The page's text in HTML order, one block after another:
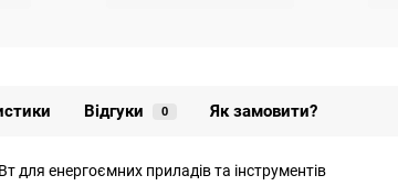
Відгуки 0 Як замовити?
для енергоємних приладів та інструментів